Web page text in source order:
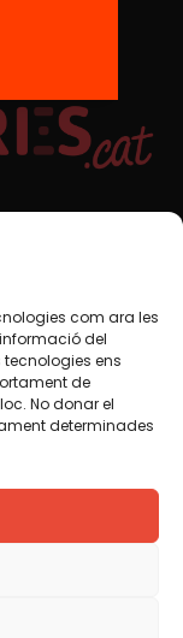
com ara les
del
ens
de
No donar el
determinades
Per això
llevat que en
a copiar,
els continguts